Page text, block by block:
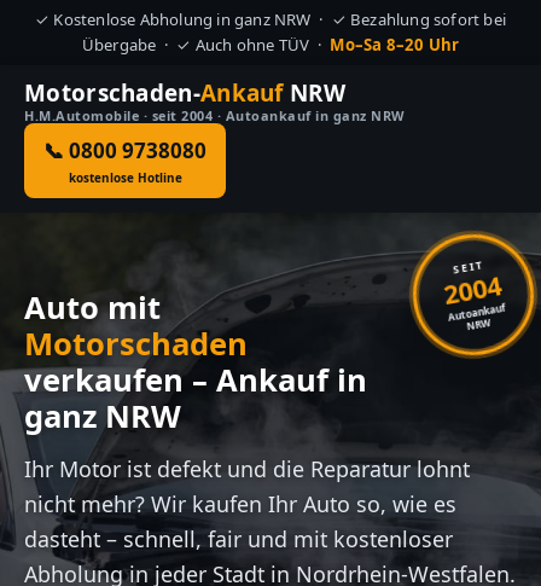
✓ Kostenlose Abholung in ganz NRW · ✓ Bezahlung sofort bei
Übergabe · ✓ Auch ohne TÜV · Mo–Sa 8–20 Uhr
Motorschaden-AnkaufNRW
H.M.Automobile · seit 2004 · Autoankauf in ganz NRW
📞 0800 9738080
kostenlose Hotline
SEIT
2004
Autoankauf
NRW
Auto mit
Motorschaden
verkaufen – Ankauf in
ganz NRW
Ihr Motor ist defekt und die Reparatur lohnt
nicht mehr? Wir kaufen Ihr Auto so, wie es
dasteht – schnell, fair und mit kostenloser
Abholung in jeder Stadt in Nordrhein-Westfalen.